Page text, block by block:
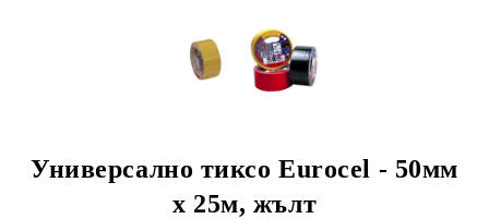
Универсално тиксо Eurocel - 50мм
x 25м, жълт